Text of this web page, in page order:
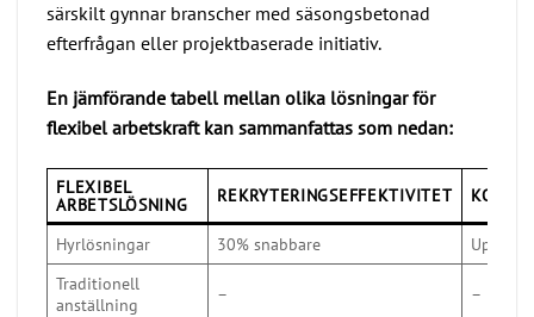
särskilt gynnar branscher med säsongsbetonad
efterfrågan eller projektbaserade initiativ.
En jämförande tabell mellan olika lösningar för
flexibel arbetskraft kan sammanfattas som nedan:
FLEXIBEL
ARBETSLÖSNING REKRYTERINGSEFFEKTIVITET
Hyrlösningar 30% snabbare
Upp till
Traditionell
anställning
– –